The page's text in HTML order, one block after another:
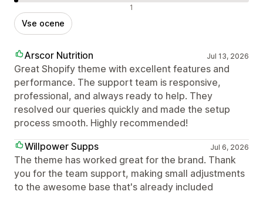
1
Vse ocene
Arscor Nutrition Jul 13, 2026
Great Shopify theme with excellent features and
performance. The support team is responsive,
professional, and always ready to help. They
resolved our queries quickly and made the setup
process smooth. Highly recommended!
Willpower Supps
Jul 6, 2026
The theme has worked great for the brand. Thank
you for the team support, making small adjustments
to the awesome base that's already included